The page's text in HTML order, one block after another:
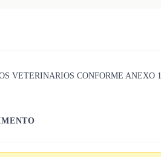
VETERINARIOS CONFORME ANEXO 1.